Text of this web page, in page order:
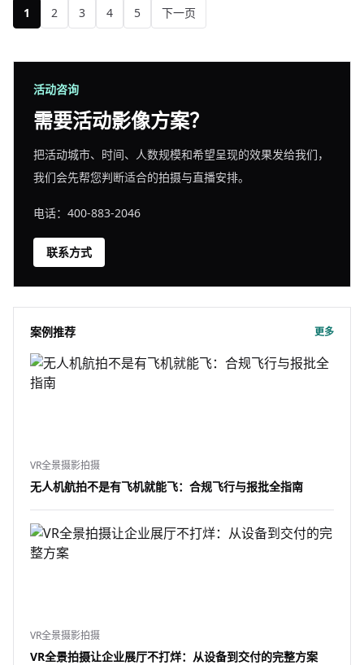
1
2 3 4 5 下一页
活动咨询
需要活动影像方案？
把活动城市、时间、人数规模和希望呈现的效果发给我们，
我们会先帮您判断适合的拍摄与直播安排。
电话：400-883-2046
联系方式
案例推荐 更多
VR全景摄影拍摄
无人机航拍不是有飞机就能飞：合规飞行与报批全指南
VR全景摄影拍摄
VR全景拍摄让企业展厅不打烊：从设备到交付的完整方案